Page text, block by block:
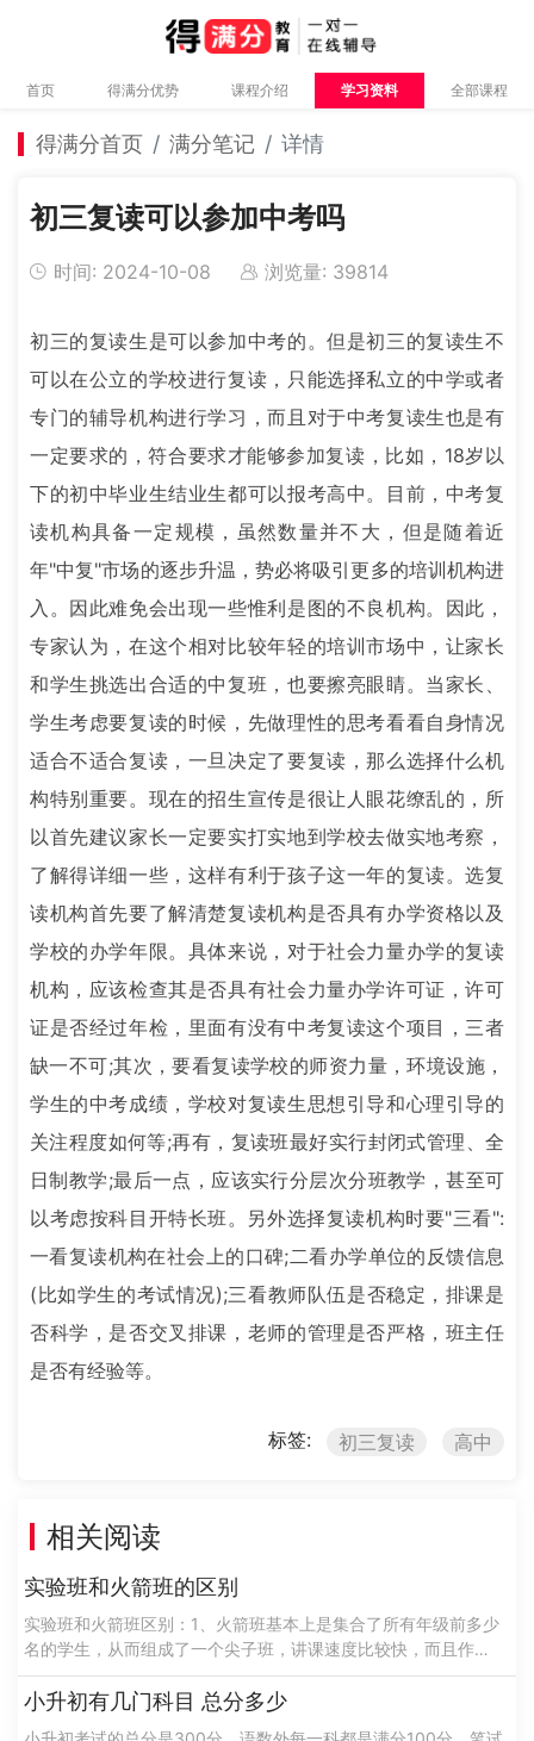
首页 得满分优势 课程介绍 学习资料 全部课程
得满分首页 满分笔记 详情
初三复读可以参加中考吗
时间: 2024-10-08 浏览量: 39814
初三的复读生是可以参加中考的。但是初三的复读生不
可以在公立的学校进行复读，只能选择私立的中学或者
专门的辅导机构进行学习，而且对于中考复读生也是有
一定要求的，符合要求才能够参加复读，比如，18岁以
下的初中毕业生结业生都可以报考高中。目前，中考复
读机构具备一定规模，虽然数量并不大，但是随着近
年"中复"市场的逐步升温，势必将吸引更多的培训机构进
入。因此难免会出现一些惟利是图的不良机构。因此，
专家认为，在这个相对比较年轻的培训市场中，让家长
和学生挑选出合适的中复班，也要擦亮眼睛。当家长、
学生考虑要复读的时候，先做理性的思考看看自身情况
适合不适合复读，一旦决定了要复读，那么选择什么机
构特别重要。现在的招生宣传是很让人眼花缭乱的，所
以首先建议家长一定要实打实地到学校去做实地考察，
了解得详细一些，这样有利于孩子这一年的复读。选复
读机构首先要了解清楚复读机构是否具有办学资格以及
学校的办学年限。具体来说，对于社会力量办学的复读
机构，应该检查其是否具有社会力量办学许可证，许可
证是否经过年检，里面有没有中考复读这个项目，三者
缺一不可;其次，要看复读学校的师资力量，环境设施，
学生的中考成绩，学校对复读生思想引导和心理引导的
关注程度如何等;再有，复读班最好实行封闭式管理、全
日制教学;最后一点，应该实行分层次分班教学，甚至可
以考虑按科目开特长班。另外选择复读机构时要"三看":
一看复读机构在社会上的口碑;二看办学单位的反馈信息
(比如学生的考试情况);三看教师队伍是否稳定，排课是
否科学，是否交叉排课，老师的管理是否严格，班主任
是否有经验等。
标签: 初三复读 高中
相关阅读
实验班和火箭班的区别
实验班和火箭班区别：1、火箭班基本上是集合了所有年级前多少
名的学生，从而组成了一个尖子班，讲课速度比较快，而且作业
量比较大，考试是比较频繁的，可以说火箭班是学校升学指标
的，希望老师配备的也都是教学经验......
小升初有几门科目 总分多少